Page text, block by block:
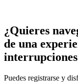
¿Quieres
de una
Puedes registrarse y